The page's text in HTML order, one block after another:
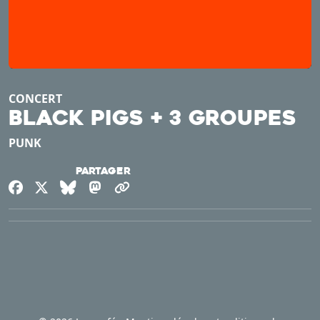
CONCERT
Black Pigs + 3 groupes
PUNK
Partager
FacebookBlueskyMastodon